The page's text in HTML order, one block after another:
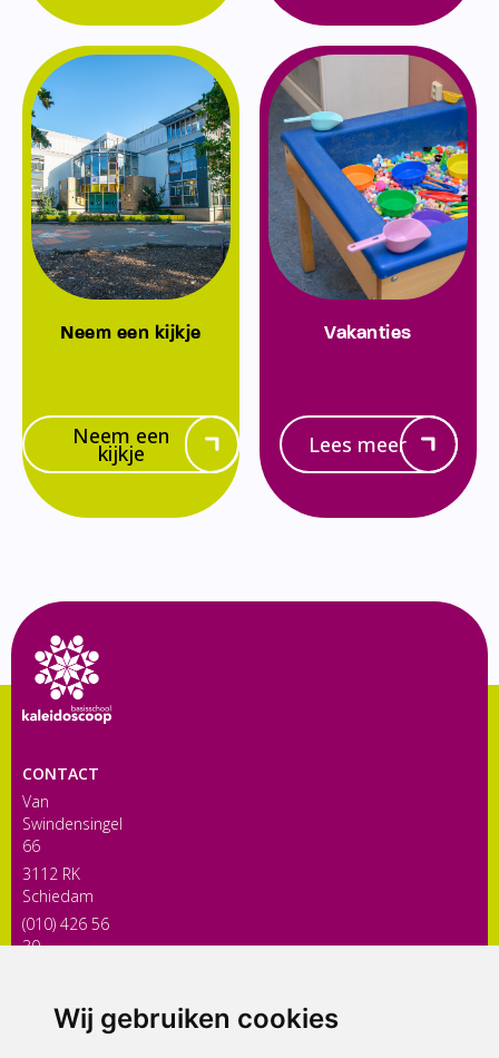
Wij gebruiken cookies
Neem een kijkje
Neem een
kijkje
Vakanties
Lees meer
CONTACT
Van
Swindensingel
66
3112 RK
Schiedam
(010) 426 56
30
ONDERDEEL VAN